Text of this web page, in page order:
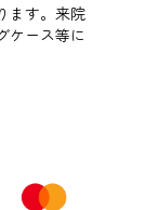
ます。来院
ケース等に